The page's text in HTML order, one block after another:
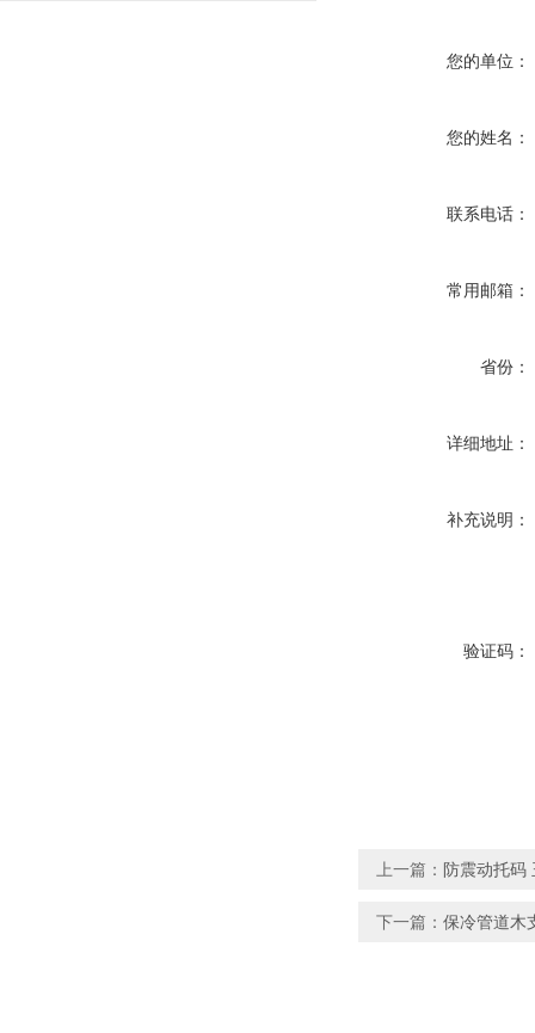
您的单位：
您的姓名：
联系电话：
常用邮箱：
省份：
详细地址：
补充说明：
验证码：
上一篇： 防震动托码
下一篇： 保冷管道木